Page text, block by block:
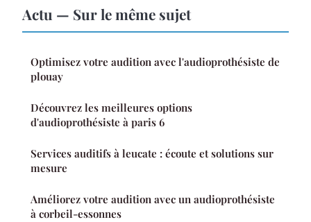
Actu — Sur le même sujet
Optimisez votre audition avec l'audioprothésiste de
plouay
Découvrez les meilleures options
d'audioprothésiste à paris 6
Services auditifs à leucate : écoute et solutions sur
mesure
Améliorez votre audition avec un audioprothésiste
à corbeil-essonnes